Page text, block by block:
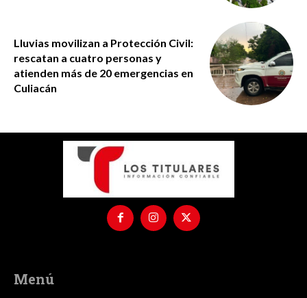
Lluvias movilizan a Protección Civil:
rescatan a cuatro personas y
atienden más de 20 emergencias en
Culiacán
Menú